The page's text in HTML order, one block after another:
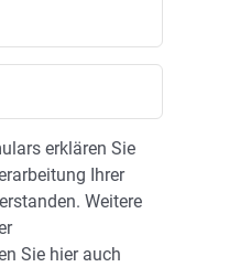
erklären Sie
Ihrer
Weitere
Sie hier auch